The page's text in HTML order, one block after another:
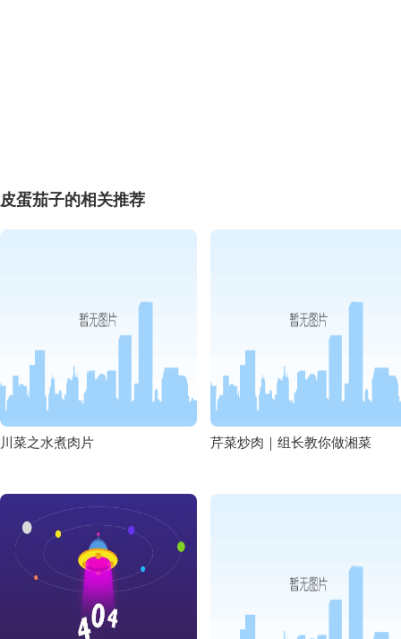
皮蛋茄子的相关推荐
川菜之水煮肉片 芹菜炒肉｜组长教你做湘菜